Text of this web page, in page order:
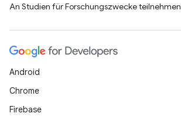
An Studien für Forschungszwecke teilnehmen
Android
Chrome
Firebase